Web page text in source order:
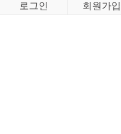
로그인
회원가입